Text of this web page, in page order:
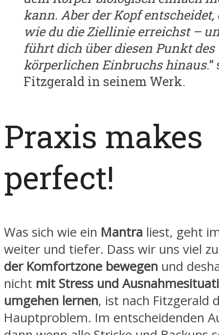
kann. Aber der Kopf entscheidet,
wie du die Ziellinie erreichst –
führt dich über diesen Punkt des
körperlichen Einbruchs hinaus.
Fitzgerald in seinem Werk.
Praxis makes
perfect!
Was sich wie ein Mantra liest, geht
weiter und tiefer. Dass wir uns viel
der Komfortzone bewegen und
nicht mit Stress und
umgehen lernen, ist nach Fitzgerald
Hauptproblem. Im entscheidenden